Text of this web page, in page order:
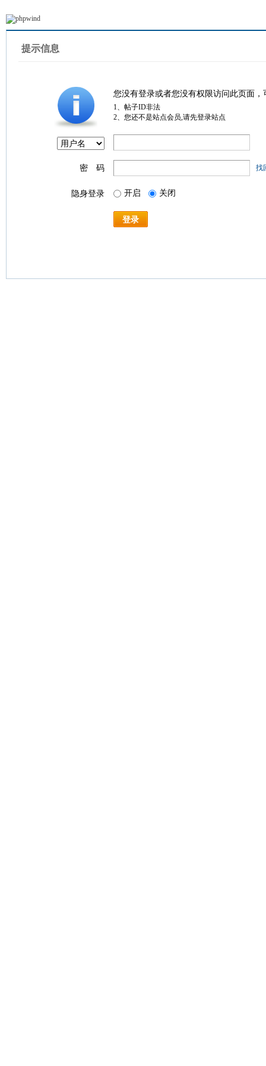
提示信息
您没有登录或者您没有权限访问此页面
1、帖子ID非法
2、您还不是站点会员,请先登录站点
密 码 找
隐身登录 开启 关闭
登录